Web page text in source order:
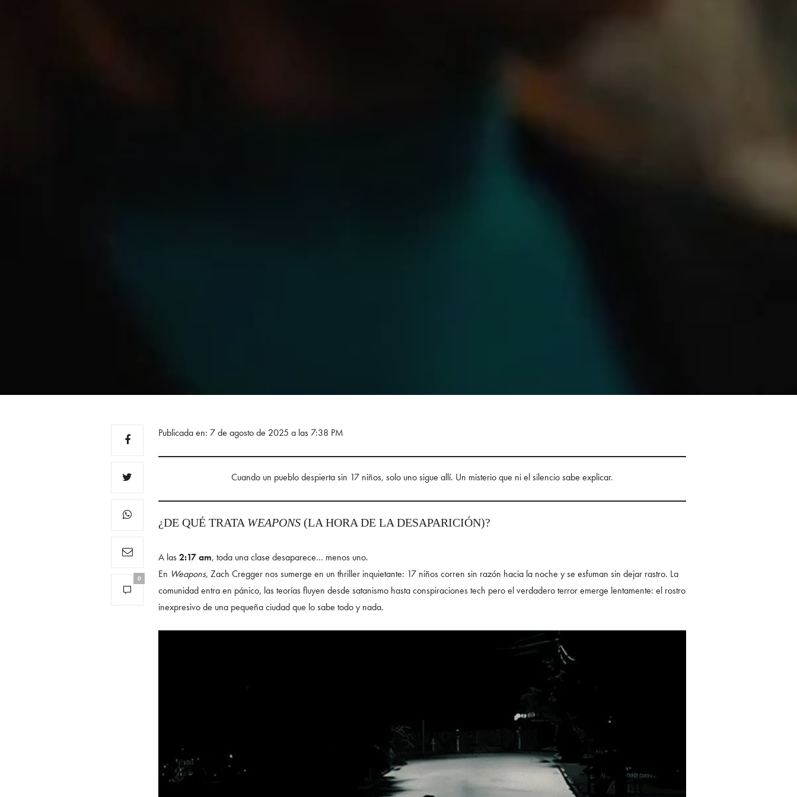
0
Publicada en: 7 de agosto de 2025 a las 7:38 PM
Cuando un pueblo despierta sin 17 niños, solo uno sigue allí. Un misterio que ni el silencio sabe explicar.
¿DE QUÉ TRATA WEAPONS (LA HORA DE LA DESAPARICIÓN)?
A las2:17 am, toda una clase desaparece… menos uno.
En Weapons, Zach Cregger nos sumerge en un thriller inquietante: 17 niños corren sin razón hacia la noche y se esfuman sin dejar rastro. La
comunidad entra en pánico, las teorías fluyen desde satanismo hasta conspiraciones tech pero el verdadero terror emerge lentamente: el rostro
inexpresivo de una pequeña ciudad que lo sabe todo y nada.